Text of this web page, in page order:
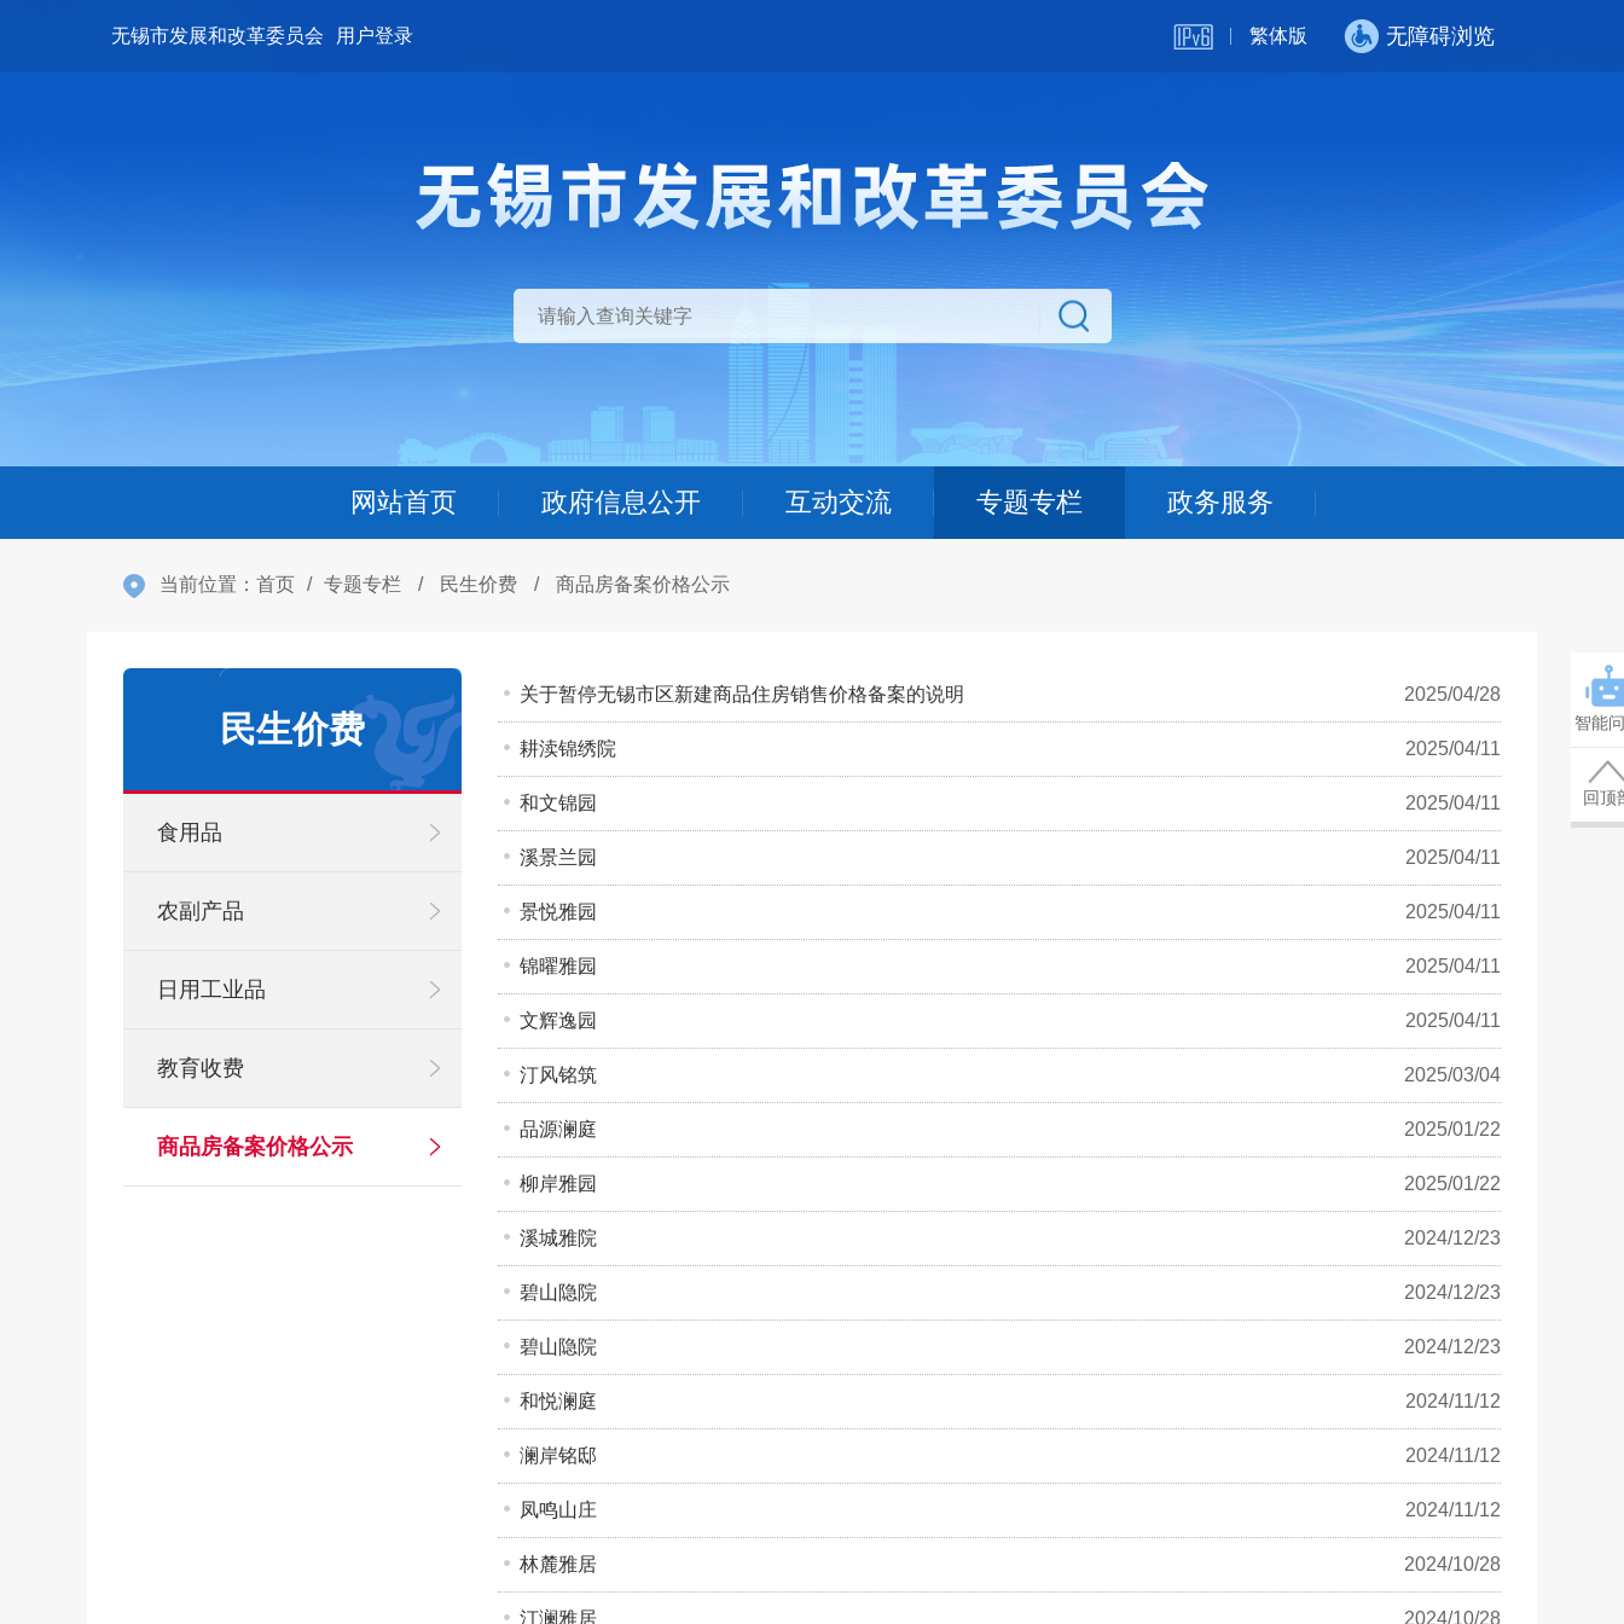
无锡市发展和改革委员会 用户登录 繁体版 无障碍浏览
网站首页 政府信息公开 互动交流 专题专栏 政务服务
当前位置： 首页 / 专题专栏 / 民生价费 / 商品房备案价格公示
民生价费
食用品
农副产品
日用工业品
教育收费
商品房备案价格公示
关于暂停无锡市区新建商品住房销售价格备案的说明 2025/04/28
耕渎锦绣院 2025/04/11
和文锦园 2025/04/11
溪景兰园 2025/04/11
景悦雅园 2025/04/11
锦曜雅园 2025/04/11
文辉逸园 2025/04/11
汀风铭筑 2025/03/04
品源澜庭 2025/01/22
柳岸雅园 2025/01/22
溪城雅院 2024/12/23
碧山隐院 2024/12/23
碧山隐院 2024/12/23
和悦澜庭 2024/11/12
澜岸铭邸 2024/11/12
凤鸣山庄 2024/11/12
林麓雅居 2024/10/28
汀澜雅居 2024/10/28
智能
回顶